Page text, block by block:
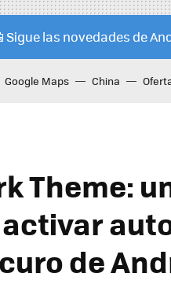
Sigue las novedades de
Google Maps China
Theme:
de